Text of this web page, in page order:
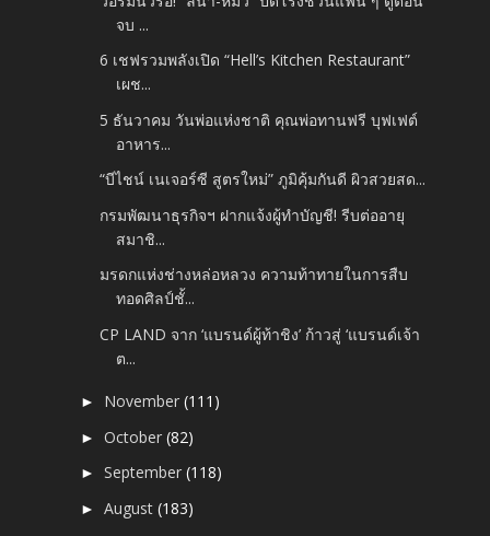
จบ ...
6 เชฟรวมพลังเปิด “Hell’s Kitchen Restaurant”
เผช...
5 ธันวาคม วันพ่อแห่งชาติ คุณพ่อทานฟรี บุฟเฟต์
อาหาร...
“บีไชน์ เนเจอร์ซี สูตรใหม่” ภูมิคุ้มกันดี ผิวสวยสด...
กรมพัฒนาธุรกิจฯ ฝากแจ้งผู้ทำบัญชี! รีบต่ออายุ
สมาชิ...
มรดกแห่งช่างหล่อหลวง ความท้าทายในการสืบ
ทอดศิลป์ชั้...
CP LAND จาก ‘แบรนด์ผู้ท้าชิง’ ก้าวสู่ ‘แบรนด์เจ้า
ต...
► November(111)
►October(82)
►September(118)
►August(183)